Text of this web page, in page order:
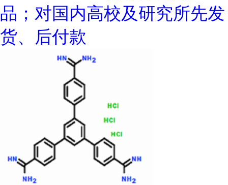
品；对国内高校及研究所先发
货、后付款